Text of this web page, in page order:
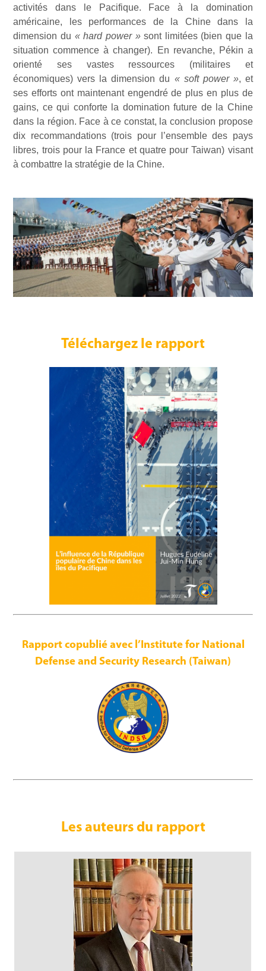
activités dans le Pacifique. Face à la domination
américaine, les performances de la Chine dans la
dimension du « hard power »sont limitées (bien que la
situation commence à changer). En revanche, Pékin a
orienté ses vastes ressources (militaires et
économiques) vers la dimension du « soft power », et
ses efforts ont maintenant engendré de plus en plus de
gains, ce qui conforte la domination future de la Chine
dans la région. Face à ce constat, la conclusion propose
dix recommandations (trois pour l’ensemble des pays
libres, trois pour la France et quatre pour Taiwan) visant
à combattre la stratégie de la Chine.
Téléchargez le rapport
Rapport copublié avec l’Institute for National
Defense and Security Research (Taiwan)
Les auteurs du rapport